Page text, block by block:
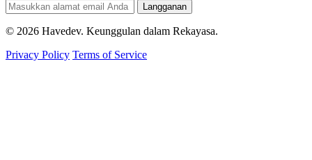
Langganan
© 2026 Havedev. Keunggulan dalam Rekayasa.
Privacy Policy Terms of Service